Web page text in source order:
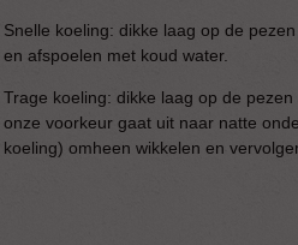
Snelle koeling: dikke laag op de
en afspoelen met koud water.
Trage koeling: dikke laag op de
onze voorkeur gaat uit naar natte
koeling) omheen wikkelen en